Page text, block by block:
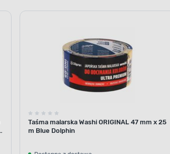
Taśma malarska Washi ORIGINAL 47 mm x 25
m Blue Dolphin